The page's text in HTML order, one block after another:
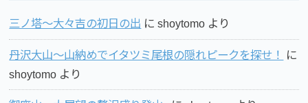
三ノ塔～大々吉の初日の出 にshoytomo より
丹沢大山～山納めでイタツミ尾根の隠れピークを探せ！
に
shoytomo より